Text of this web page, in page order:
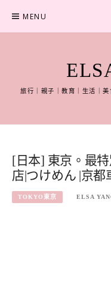
content
MENU
旅行｜親子｜教育｜生活｜
[日本] 東京。最
店|つけめん |京都
TOKYO東京 ELSA